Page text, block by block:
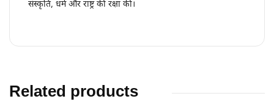
संस्कृति, धर्म और राष्ट्र की रक्षा की।
Related products